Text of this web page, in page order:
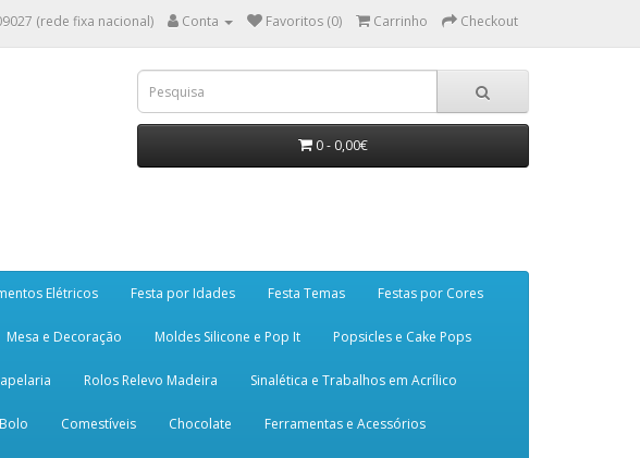
(rede fixa nacional) Conta Favoritos (0) Carrinho Checkout
0 - 0,00€
Elétricos Festa por Idades Festa Temas Festas por Cores
Mesa e Decoração Moldes Silicone e Pop It Popsicles e Cake Pops
Rolos Relevo Madeira Sinalética e Trabalhos em Acrílico
Comestíveis Chocolate Ferramentas e Acessórios